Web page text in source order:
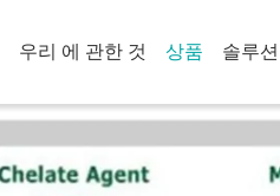
우리 에 관한 것 상품 솔루션